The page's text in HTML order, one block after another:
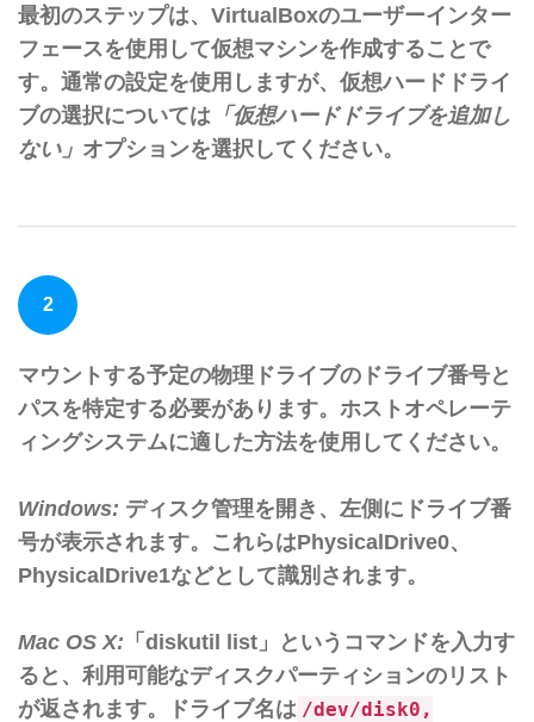
最初のステップは、VirtualBoxのユーザーインター
フェースを使用して仮想マシンを作成することで
す。通常の設定を使用しますが、仮想ハードドライ
ブの選択については 「仮想ハードドライブを追加し
ない」 オプションを選択してください。
2
マウントする予定の物理ドライブのドライブ番号と
パスを特定する必要があります。ホストオペレーテ
ィングシステムに適した方法を使用してください。
Windows: ディスク管理を開き、左側にドライブ番
号が表示されます。これらはPhysicalDrive0、
PhysicalDrive1などとして識別されます。
Mac OS X: 「diskutil list」というコマンドを入力す
ると、利用可能なディスクパーティションのリスト
が返されます。ドライブ名は /dev/disk0,